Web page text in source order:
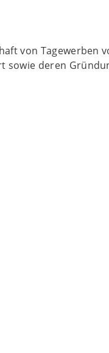
von Tagewerben
sowie deren